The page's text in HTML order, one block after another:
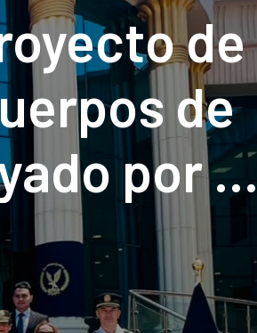
de
de
por el
España